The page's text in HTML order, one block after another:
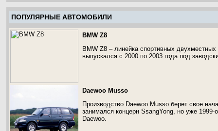
ПОПУЛЯРНЫЕ АВТОМОБИЛИ
BMW Z8
BMW Z8 – линейка спортивных
выпускался с 2000 по 2003 года под
Daewoo Musso
Производство Daewoo Musso берет свое
занимался концерн SsangYong, но уже
Daewoo.